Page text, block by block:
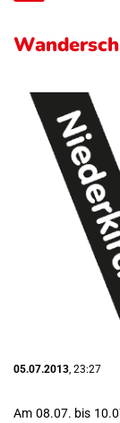
05.07.2013 , 23:27
Am 08.07. bis